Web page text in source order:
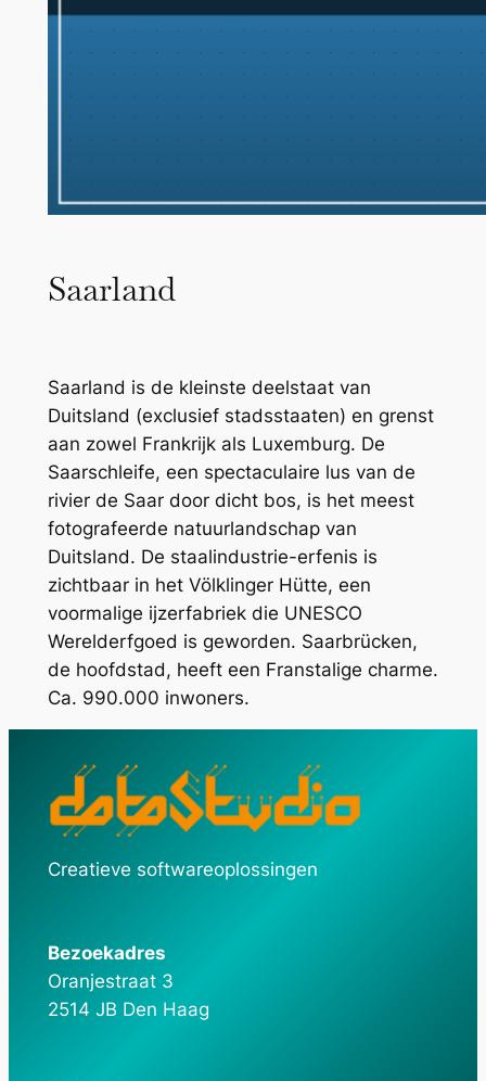
Saarland
Saarland is de kleinste deelstaat van
Duitsland (exclusief stadsstaaten) en grenst
aan zowel Frankrijk als Luxemburg. De
Saarschleife, een spectaculaire lus van de
rivier de Saar door dicht bos, is het meest
fotografeerde natuurlandschap van
Duitsland. De staalindustrie-erfenis is
zichtbaar in het Völklinger Hütte, een
voormalige ijzerfabriek die UNESCO
Werelderfgoed is geworden. Saarbrücken,
de hoofdstad, heeft een Franstalige charme.
Ca. 990.000 inwoners.
Creatieve softwareoplossingen
Bezoekadres
Oranjestraat 3
2514 JB Den Haag